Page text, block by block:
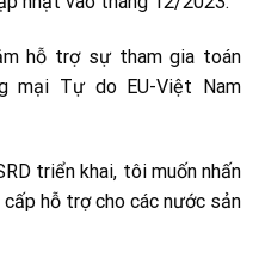
hỗ trợ sự tham gia toán
mại Tự do EU-Việt Nam
triển khai, tôi muốn nhấn
hỗ trợ cho các nước sản